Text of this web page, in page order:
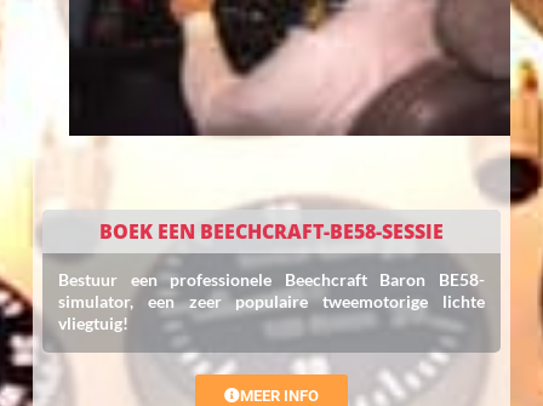
BOEK EEN BEECHCRAFT-BE58-SESSIE
Bestuur een professionele Beechcraft Baron BE58-
simulator, een zeer populaire tweemotorige lichte
vliegtuig!
MEER INFO